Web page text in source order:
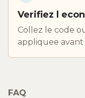
Verifiez l
Collez le code
appliquee avant
FAQ